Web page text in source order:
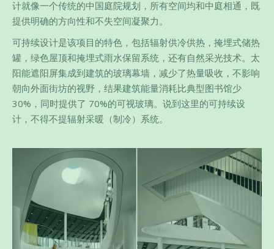
计就像一个传统的中国庭院规划，所有空间均和中庭相通，既
提供明确的方向性和不失空间凝聚力。
可持续设计是该项目的特色，包括辐射供冷供热，掩埋式储热
罐，绿色屋顶和掩埋式雨水保留系统，还有自然采光技术。太
阳能遮阳屏集成到建筑的玻璃幕墙，减少了热量吸收，不影响
朝向外面街坊的视野，结果建筑能量消耗比典型图书馆少
30%，同时提供了 70%的可视玻璃。说到这里的可持续设
计，不得不提辐射采暖（制冷）系统。